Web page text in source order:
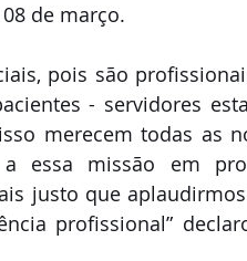
de março.
pois são
- servidores
merecem todas as
essa missão em
justo que
profissional”